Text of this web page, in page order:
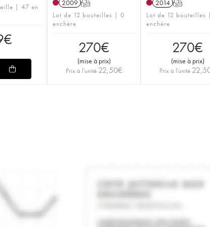
| 47 en
€
2009 T
Lot de 12 bouteilles | 0
enchère
270€
(mise à prix)
Prix à l'unité 22,50€
2014 T
Lot de 12 bouteilles
enchère
270€
(mise à prix)
Prix à l'unité